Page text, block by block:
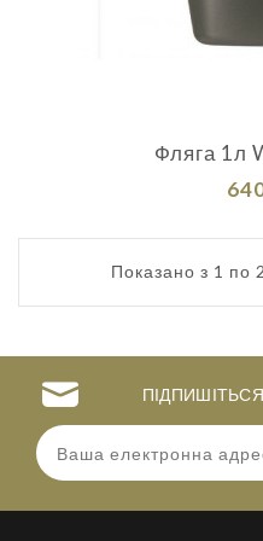
Фляга 1л
Показано з 1 по